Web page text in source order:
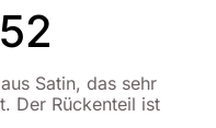
Satin, das sehr
Der Rückenteil ist